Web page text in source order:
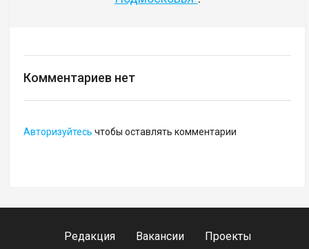
Комментариев нет
Авторизуйтесь чтобы оставлять комментарии
Редакция Вакансии
Проекты